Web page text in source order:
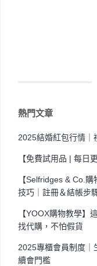
熱門文章
2025結婚紅包行情｜
【免費試用品 | 每日
【Selfridges & Co.
技巧｜註冊＆結帳步
【YOOX購物教學】
找代購，不怕假貨
2025專櫃會員制度｜
續會門檻